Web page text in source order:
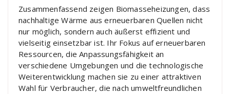
Zusammenfassend zeigen Biomasseheizungen, dass
nachhaltige Wärme aus erneuerbaren Quellen nicht
nur möglich, sondern auch äußerst effizient und
vielseitig einsetzbar ist. Ihr Fokus auf erneuerbaren
Ressourcen, die Anpassungsfähigkeit an
verschiedene Umgebungen und die technologische
Weiterentwicklung machen sie zu einer attraktiven
Wahl für Verbraucher, die nach umweltfreundlichen